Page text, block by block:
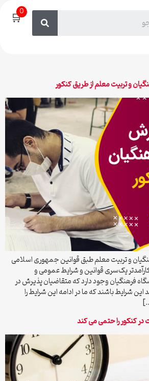
🛒0
و تربیت معلم از طریق کنکور
و تربیت معلم طبق قوانین جمهوری اسلامی
کارآمدتر یک‌سری قوانین و شرایط عمومی و
فرهنگیان وجود دارد که متقاضیان پذیرش در
شرایط باشند که ما در ادامه این شرایط را